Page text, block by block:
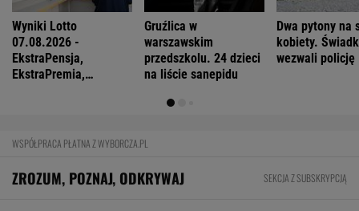
Wyniki Lotto
07.08.2026 -
EkstraPensja,
EkstraPremia,
Gruźlica w
warszawskim
przedszkolu. 24 dzieci
na liście sanepidu
Dwa pytony na
kobiety.
wezwali policję
WSPÓŁPRACA PŁATNA Z WYBORCZA.PL
ZROZUM, POZNAJ, ODKRYWAJ SEKCJA Z SUBSKRYPCJĄ